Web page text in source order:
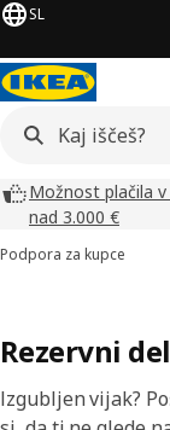
SL
Možnost plačila
nad 3.000 €
Podpora za kupce
Rezervni
Izgubljen vijak?